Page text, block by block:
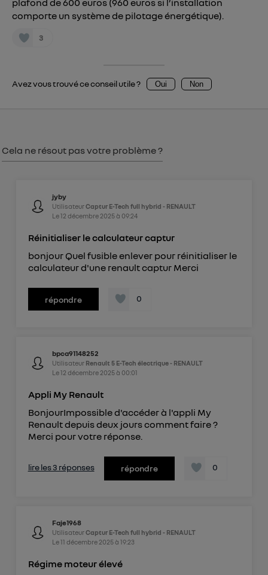
plafond de 600 euros (960 euros si l’installation
comporte un système de pilotage énergétique).
3
Avez vous trouvé ce conseil utile ? Oui Non
Cela ne résout pas votre problème ?
jyby
UtilisateurCaptur E-Tech full hybrid - RENAULT
Le12 décembre 2025à 09:24
Réinitialiser le calculateur captur
bonjour Quel fusible enlever pour réinitialiser le
calculateur d'une renault captur Merci
répondre 0
bpca91148252
Utilisateur Renault 5 E-Tech électrique - RENAULT
Le12 décembre 2025à 00:01
Appli My Renault
BonjourImpossible d'accéder à l'appli My
Renault depuis deux jours comment faire ?
Merci pour votre réponse.
lire les 3 réponses répondre 0
Faje1968
UtilisateurCaptur E-Tech full hybrid - RENAULT
Le11 décembre 2025à 19:23
Régime moteur élevé
consentement surle portail d’Utiq("
") ou via la page « gérer Utiq » en bas de ce site.
Pour plus d'informations, veuillez consulter